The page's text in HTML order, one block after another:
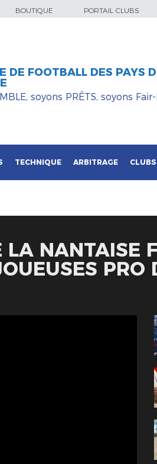
BOUTIQUE PORTAIL CLUBS
DE FOOTBALL DES PAYS
soyons PRÊTS, soyons
TECHNIQUE ARBITRAGE CLUBS
LA NANTAISE
PRO